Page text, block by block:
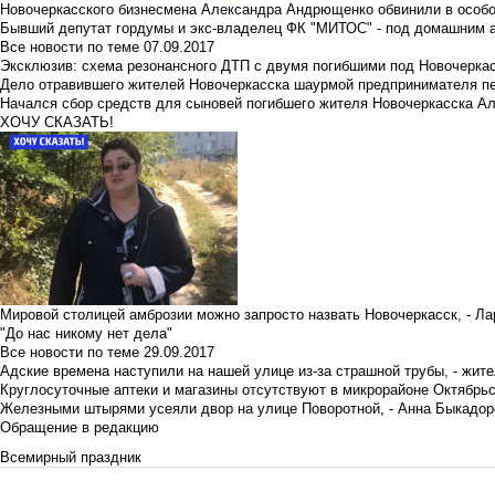
Новочеркасского бизнесмена Александра Андрющенко обвинили в
Бывший депутат гордумы и экс-владелец ФК "МИТОС" - под домашним
Все новости по теме 07.09.2017
Эксклюзив: схема резонансного ДТП с двумя погибшими под
Дело отравившего жителей Новочеркасска шаурмой предпринимателя
Начался сбор средств для сыновей погибшего жителя Новочеркасска
ХОЧУ СКАЗАТЬ!
Мировой столицей амброзии можно запросто назвать Новочеркасск, -
"До нас никому нет дела"
Все новости по теме 29.09.2017
Адские времена наступили на нашей улице из-за страшной трубы, -
Круглосуточные аптеки и магазины отсутствуют в микрорайоне
Железными штырями усеяли двор на улице Поворотной, - Анна
Обращение в редакцию
Всемирный праздник